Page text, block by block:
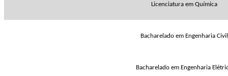
Licenciatura em Química
Bacharelado em Engenharia Civil
Bacharelado em Engenharia